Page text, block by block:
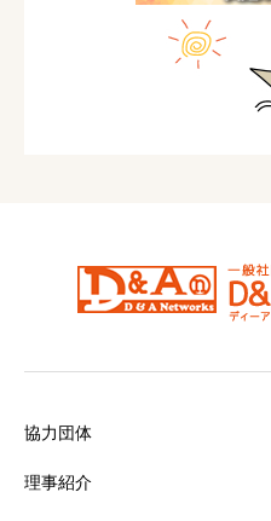
協力団体
理事紹介